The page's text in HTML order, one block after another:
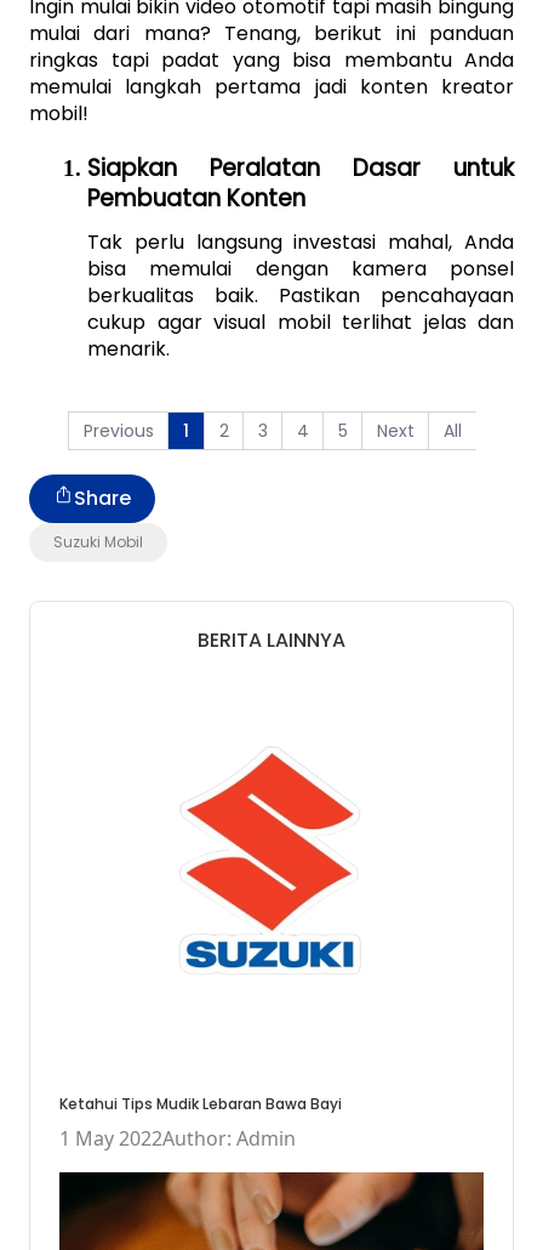
Ingin mulai bikin video otomotif tapi masih bingung
mulai dari mana? Tenang, berikut ini panduan
ringkas tapi padat yang bisa membantu Anda
memulai langkah pertama jadi konten kreator
mobil!
Siapkan Peralatan Dasar untuk
Pembuatan Konten
Tak perlu langsung investasi mahal, Anda
bisa memulai dengan kamera ponsel
berkualitas baik. Pastikan pencahayaan
cukup agar visual mobil terlihat jelas dan
menarik.
Previous 1 2 3 4 5 Next All
Suzuki Mobil
Share
BERITA LAINNYA
Ketahui Tips Mudik Lebaran Bawa Bayi
1 May 2022Author: Admin